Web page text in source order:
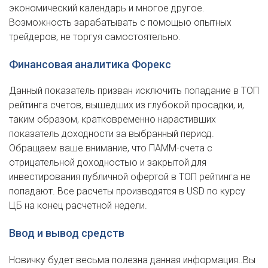
экономический календарь и многое другое.
Возможность зарабатывать с помощью опытных
трейдеров, не торгуя самостоятельно.
Финансовая аналитика Форекс
Данный показатель призван исключить попадание в ТОП
рейтинга счетов, вышедших из глубокой просадки, и,
таким образом, кратковременно нарастивших
показатель доходности за выбранный период.
Обращаем ваше внимание, что ПАММ-счета с
отрицательной доходностью и закрытой для
инвестирования публичной офертой в ТОП рейтинга не
попадают. Все расчеты производятся в USD по курсу
ЦБ на конец расчетной недели.
Ввод и вывод средств
Новичку будет весьма полезна данная информация..Вы